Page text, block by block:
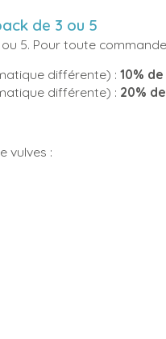
de 3 ou 5
5. Pour toute
différente) : 10%
différente) : 20%
vulves :